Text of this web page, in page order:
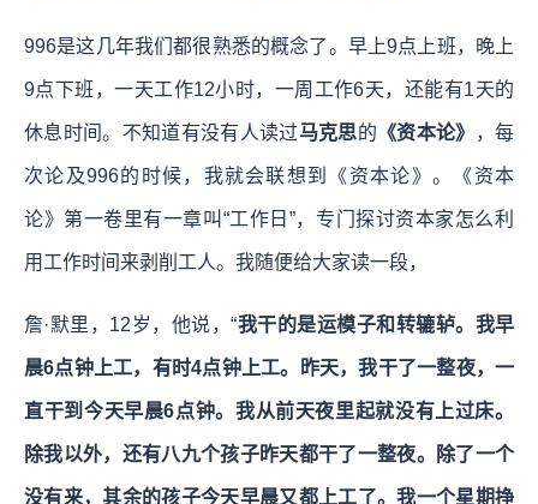
996是这几年我们都很熟悉的概念了。早上9点上班，晚上
9点下班，一天工作12小时，一周工作6天，还能有1天的
休息时间。不知道有没有人读过马克思的 《资本论》 ，每
次论及996的时候，我就会联想到《资本论》。《资本
论》第一卷里有一章叫“工作日”，专门探讨资本家怎么利
用工作时间来剥削工人。我随便给大家读一段，
詹·默里，12岁，他说，“我干的是运模子和转辘轳。我早
晨6点钟上工，有时4点钟上工。昨天，我干了一整夜，一
直干到今天早晨6点钟。我从前天夜里起就没有上过床。
除我以外，还有八九个孩子昨天都干了一整夜。除了一个
没有来，其余的孩子今天早晨又都上工了。我一个星期挣